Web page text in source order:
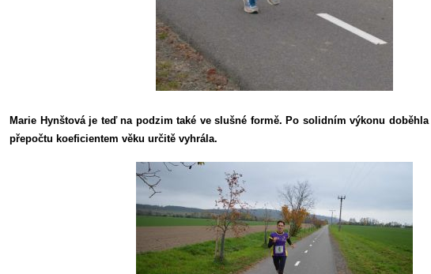
Marie Hynštová je teď na podzim také ve slušné formě. Po solidním výkonu
přepočtu koeficientem věku určitě vyhrála.